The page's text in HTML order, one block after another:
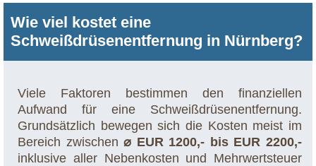
Wie viel kostet eine
Schweißdrüsenentfernung in Nürnberg?
Viele Faktoren bestimmen den finanziellen
Aufwand für eine Schweißdrüsenentfernung.
Grundsätzlich bewegen sich die Kosten meist im
Bereich zwischen⌀ EUR 1200,- bis EUR 2200,-
inklusive aller Nebenkosten und Mehrwertsteuer